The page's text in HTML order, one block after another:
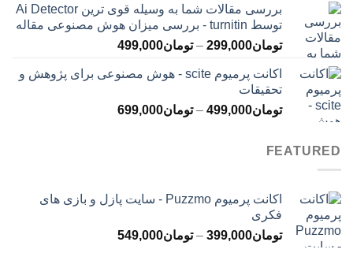
تومان199,000
تا
تومان499,000
بررسی مقالات شما به وسیله قوی ترین Ai Detector
توسط turnitin - بررسی میزان هوش مصنوعی مقاله
تومان299,000
– تومان499,000محدوده
تومان299,000
تومان499,000
اکانت پرمیوم scite - هوش مصنوعی برای پژوهش و
تحقیقات
تومان499,000
– تومان699,000محدوده
FEATURED
اکانت پرمیوم Puzzmo - سایت پازل و بازی های
فکری
تومان399,000
– تومان549,000محدوده